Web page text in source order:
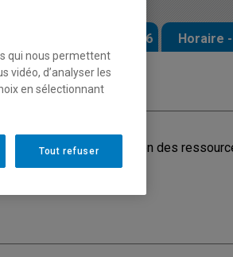
Horaire - Automne 2026 Horaire
Discipline: Organisation des
qui nous permettent
vidéo, d’analyser les
en sélectionnant
Tout refuser